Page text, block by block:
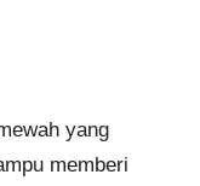
yang
memberi